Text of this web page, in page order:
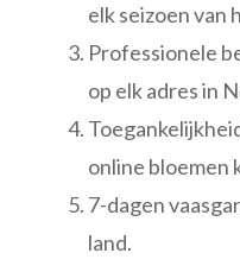
elk seizoen van
Professionele
op elk adres in
online bloemen
7-dagen
land.